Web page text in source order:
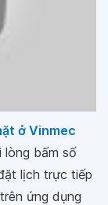
ở Vinmec
lòng bấm số
lịch trực tiếp
ứng dụng